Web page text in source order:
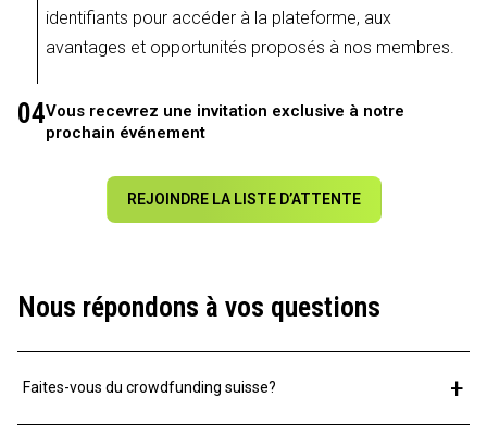
identifiants pour accéder à la plateforme, aux
avantages et opportunités proposés à nos membres.
04Vous recevrez une invitation exclusive à notre
prochain événement
REJOINDRE LA LISTE D’ATTENTE
Nous répondons à vos questions
Faites-vous du crowdfunding suisse? +